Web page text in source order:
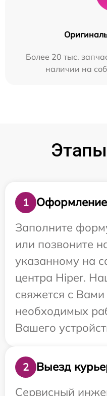
Более 20 тыс.
наличии на
1
Заполните
или позвоните
указанному на
центра Hiper.
свяжется с
необходимых
Вашего
2
Выезд
Сервисный